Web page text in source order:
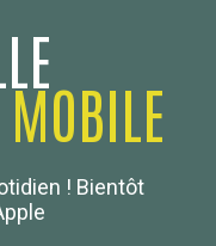
! Bientôt